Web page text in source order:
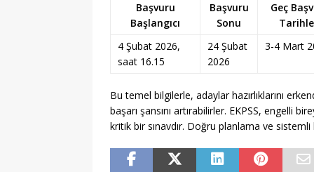
Başvuru
Başlangıcı
Başvuru
Sonu
Geç
4 Şubat 2026,
saat 16.15
24 Şubat
2026
3-4 Mart
Bu temel bilgilerle, adaylar hazırlıklarını
başarı şansını artırabilirler. EKPSS, engelli
kritik bir sınavdır. Doğru planlama ve